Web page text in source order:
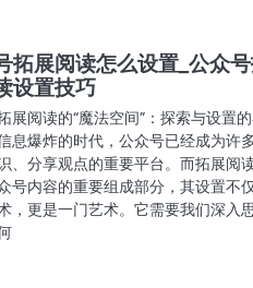
拓展阅读怎么设置_公众
设置技巧
展阅读的“魔法空间”：探索与设置
息爆炸的时代，公众号已经成为许
、分享观点的重要平台。而拓展阅
号内容的重要组成部分，其设置不
，更是一门艺术。它需要我们深入